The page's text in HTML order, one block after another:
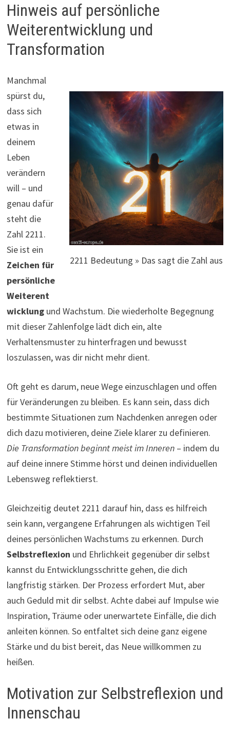
Hinweis auf persönliche
Weiterentwicklung und
Transformation
2211 Bedeutung » Das sagt die Zahl aus
Manchmal
spürst du,
dass sich
etwas in
deinem
Leben
verändern
will – und
genau dafür
steht die
Zahl 2211.
Sie ist ein
Zeichen für
persönliche
Weiterent
wicklungund Wachstum. Die wiederholte Begegnung
mit dieser Zahlenfolge lädt dich ein, alte
Verhaltensmuster zu hinterfragen und bewusst
loszulassen, was dir nicht mehr dient.
Oft geht es darum, neue Wege einzuschlagen und offen
für Veränderungen zu bleiben. Es kann sein, dass dich
bestimmte Situationen zum Nachdenken anregen oder
dich dazu motivieren, deine Ziele klarer zu definieren.
Die Transformation beginnt meist im Inneren– indem du
auf deine innere Stimme hörst und deinen individuellen
Lebensweg reflektierst.
Gleichzeitig deutet 2211 darauf hin, dass es hilfreich
sein kann, vergangene Erfahrungen als wichtigen Teil
deines persönlichen Wachstums zu erkennen. Durch
Selbstreflexion und Ehrlichkeit gegenüber dir selbst
kannst du Entwicklungsschritte gehen, die dich
langfristig stärken. Der Prozess erfordert Mut, aber
auch Geduld mit dir selbst. Achte dabei auf Impulse wie
Inspiration, Träume oder unerwartete Einfälle, die dich
anleiten können. So entfaltet sich deine ganz eigene
Stärke und du bist bereit, das Neue willkommen zu
heißen.
Motivation zur Selbstreflexion und
Innenschau